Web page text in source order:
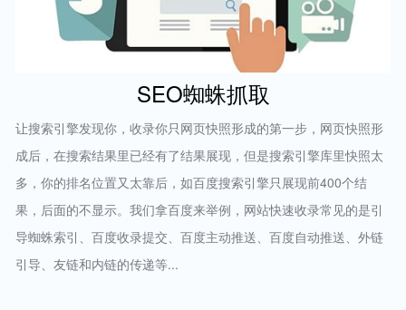
SEO蜘蛛抓取
让搜索引擎发现你，收录你只网页快照形成的第一步，网页快照形
成后，在搜索结果里已经有了结果展现，但是搜索引擎库里快照太
多，你的排名位置又太靠后，如百度搜索引擎只展现前400个结
果，后面的不显示。我们拿百度来举例，网站快速收录常见的是引
导蜘蛛索引、百度收录提交、百度主动推送、百度自动推送、外链
引导、友链和内链的传递等...